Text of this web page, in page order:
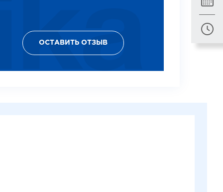
ОСТАВИТЬ ОТЗЫВ